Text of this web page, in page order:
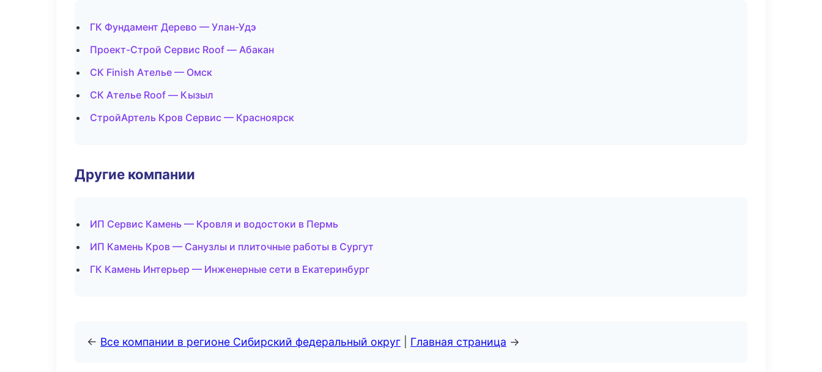
ГК Фундамент Дерево — Улан-Удэ
Проект-Строй Сервис Roof — Абакан
СК Finish Ателье — Омск
СК Ателье Roof — Кызыл
СтройАртель Кров Сервис — Красноярск
Другие компании
ИП Сервис Камень — Кровля и водостоки в Пермь
ИП Камень Кров — Санузлы и плиточные работы в Сургут
ГК Камень Интерьер — Инженерные сети в Екатеринбург
← Все компании в регионе Сибирский федеральный округ Главная страница →